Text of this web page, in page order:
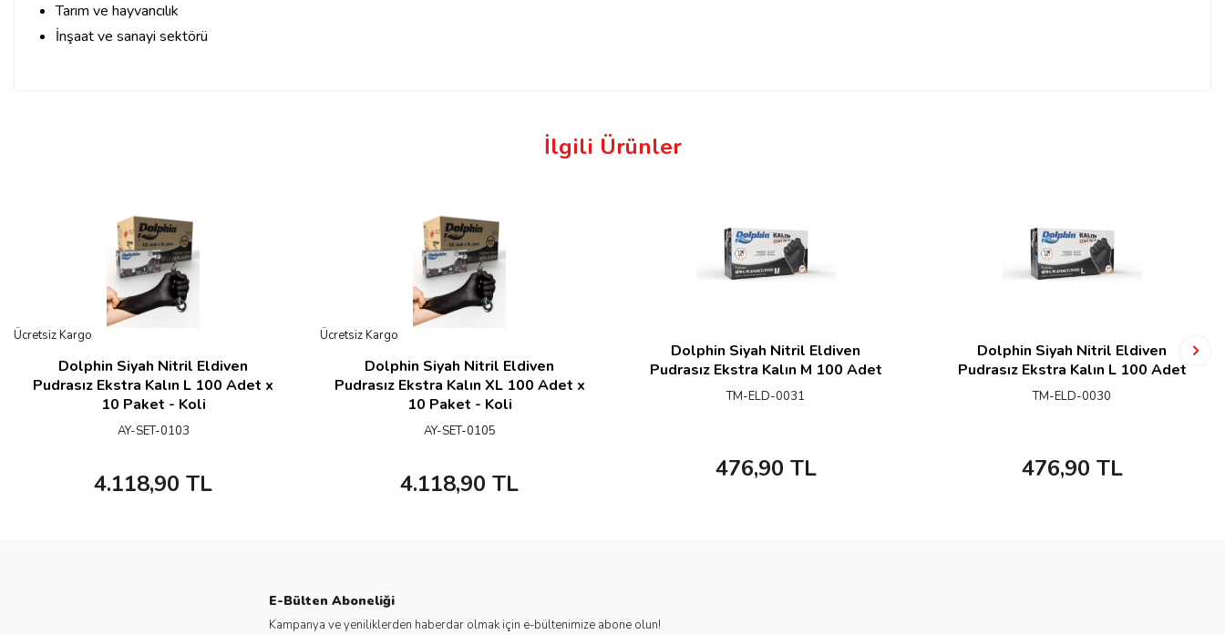
Tarım ve hayvancılık
İnşaat ve sanayi sektörü
İlgili Ürünler
Ücretsiz Kargo
Dolphin Siyah Nitril Eldiven
Pudrasız Ekstra Kalın L 100 Adet x
10 Paket - Koli
AY-SET-0103
4.118,90 TL
Ücretsiz Kargo
Dolphin Siyah Nitril Eldiven
Pudrasız Ekstra Kalın XL 100 Adet x
10 Paket - Koli
AY-SET-0105
4.118,90 TL
Dolphin Siyah Nitril Eldiven
Pudrasız Ekstra Kalın M 100 Adet
TM-ELD-0031
476,90 TL
Dolphin Siyah Nitril Eldiven
Pudrasız Ekstra Kalın L 100 Adet
TM-ELD-0030
476,90 TL
E-Bülten Aboneliği
Kampanya ve yeniliklerden haberdar olmak için e-bültenimize abone olun!